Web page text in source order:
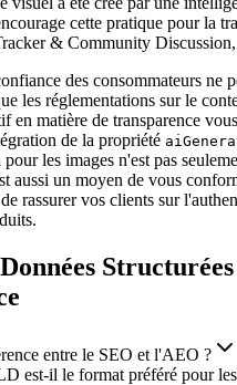
cette pratique pour la
& Community
des consommateurs ne
les réglementations sur le
en matière de transparence
de la propriété
les images n'est pas
aussi un moyen de vous
rassurer vos clients sur
entre le SEO et l'AEO ?
est-il le format préféré pour